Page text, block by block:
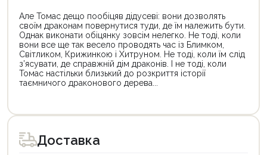
Але Томас дещо пообіцяв дідусеві: вони дозволять
своїм драконам повернутися туди, де їм належить бути.
Однак виконати обіцянку зовсім нелегко. Не тоді, коли
вони все ще так весело проводять час із Блимком,
Світликом, Крижинкою і Хитруном. Не тоді, коли їм слід
з’ясувати, де справжній дім драконів. І не тоді, коли
Томас настільки близький до розкриття історії
таємничого драконового дерева...
товар
для
покупки
товар
для
покупкиДоставка